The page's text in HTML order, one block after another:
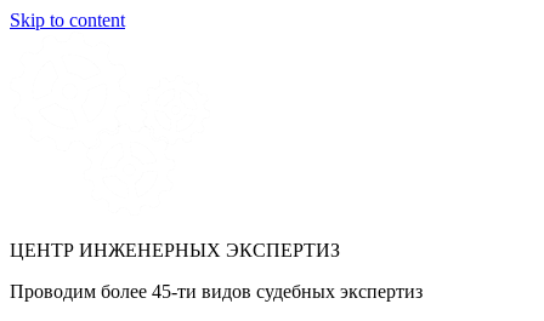
Skip to content
ЦЕНТР ИНЖЕНЕРНЫХ ЭКСПЕРТИЗ
Проводим более 45-ти видов судебных экспертиз